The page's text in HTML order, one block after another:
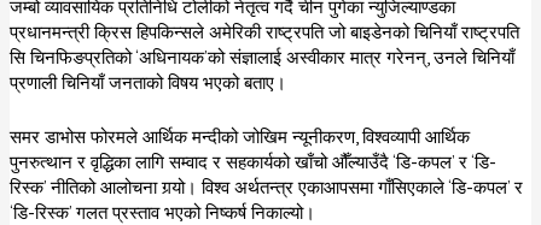
जम्बो व्यावसायिक प्रतिनिधि टोलीको नेतृत्व गर्दै चीन पुगेका न्युजिल्याण्डका
प्रधानमन्त्री क्रिस हिपकिन्सले अमेरिकी राष्ट्रपति जो बाइडेनको चिनियाँ राष्ट्रपति
सि चिनफिङप्रतिको ‘अधिनायक’को संज्ञालाई अस्वीकार मात्र गरेनन्, उनले चिनियाँ
प्रणाली चिनियाँ जनताको विषय भएको बताए।
समर डाभोस फोरमले आर्थिक मन्दीको जोखिम न्यूनीकरण, विश्वव्यापी आर्थिक
पुनरुत्थान र वृद्धिका लागि सम्वाद र सहकार्यको खाँचो औँल्याउँदै ‘डि-कपल’ र ‘डि-
रिस्क’ नीतिको आलोचना गर्‍यो। विश्व अर्थतन्त्र एकाआपसमा गाँसिएकाले ‘डि-कपल’ र
‘डि-रिस्क’ गलत प्रस्ताव भएको निष्कर्ष निकाल्यो।